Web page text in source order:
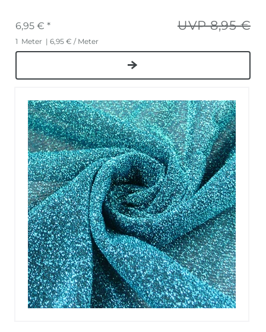
UVP 8,95 €
6,95 € *
1 Meter | 6,95 € / Meter